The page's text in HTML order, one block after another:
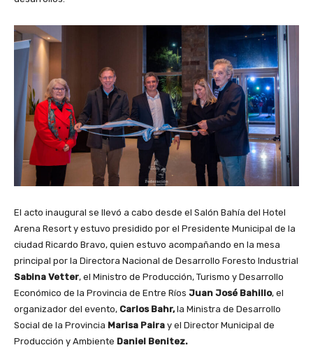
El acto inaugural se llevó a cabo desde el Salón Bahía del Hotel
Arena Resort y estuvo presidido por el Presidente Municipal de la
ciudad Ricardo Bravo, quien estuvo acompañando en la mesa
principal por la Directora Nacional de Desarrollo Foresto Industrial
Sabina Vetter, el Ministro de Producción, Turismo y Desarrollo
Económico de la Provincia de Entre Ríos Juan José Bahillo, el
organizador del evento, Carlos Bahr,la Ministra de Desarrollo
Social de la Provincia Marisa Paira y el Director Municipal de
Producción y Ambiente Daniel Benitez.